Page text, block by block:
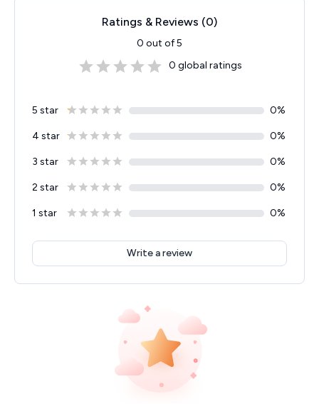
Ratings & Reviews (0)
0 out of 5
0 global ratings
5 star 0%
4 star 0%
3 star 0%
2 star 0%
1 star 0%
Write a review